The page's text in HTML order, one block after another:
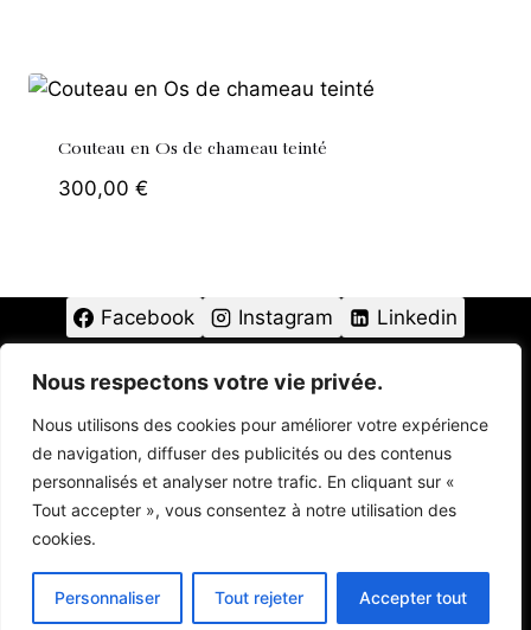
Nous respectons votre vie privée.
Nous utilisons des cookies pour améliorer votre expérience
de navigation, diffuser des publicités ou des contenus
personnalisés et analyser notre trafic. En cliquant sur «
Tout accepter », vous consentez à notre utilisation des
cookies.
Personnaliser Tout rejeter Accepter tout
Couteau en Os de chameau teinté
300,00 €
Facebook Instagram Linkedin
Conditions Générales de Vente
Conditions Générales de Vente des Stages